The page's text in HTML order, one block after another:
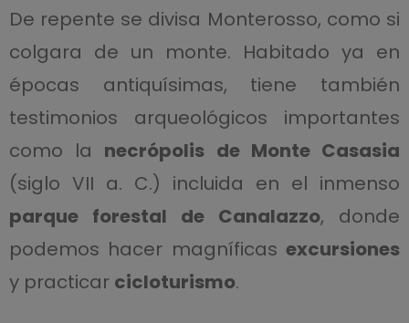
De repente se divisa Monterosso, como si
colgara de un monte. Habitado ya en
épocas antiquísimas, tiene también
testimonios arqueológicos importantes
como la necrópolis de Monte Casasia
(siglo VII a. C.) incluida en el inmenso
parque forestal de Canalazzo, donde
podemos hacer magníficasexcursiones
y practicar cicloturismo.